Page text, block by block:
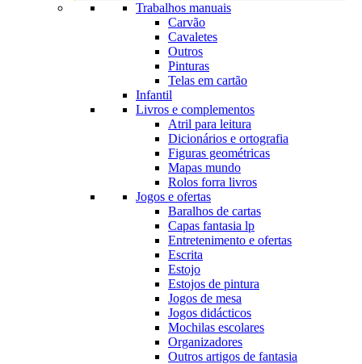
Trabalhos manuais
Carvão
Cavaletes
Outros
Pinturas
Telas em cartão
Infantil
Livros e complementos
Atril para leitura
Dicionários e ortografia
Figuras geométricas
Mapas mundo
Rolos forra livros
Jogos e ofertas
Baralhos de cartas
Capas fantasia lp
Entretenimento e ofertas
Escrita
Estojo
Estojos de pintura
Jogos de mesa
Jogos didácticos
Mochilas escolares
Organizadores
Outros artigos de fantasia